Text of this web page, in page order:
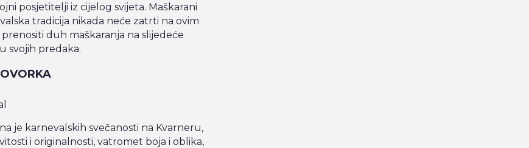
posjetitelji iz cijelog svijeta. Maškarani
tradicija nikada neće zatrti na ovim
duh maškaranja na slijedeće
svojih predaka.
je karnevalskih svečanosti na Kvarneru,
i originalnosti, vatromet boja i oblika,